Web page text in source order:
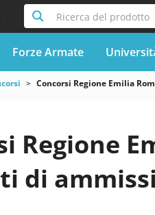
Ricerca del prodotto
Forze Armate
Concorsi Regione Emilia
Regione
di